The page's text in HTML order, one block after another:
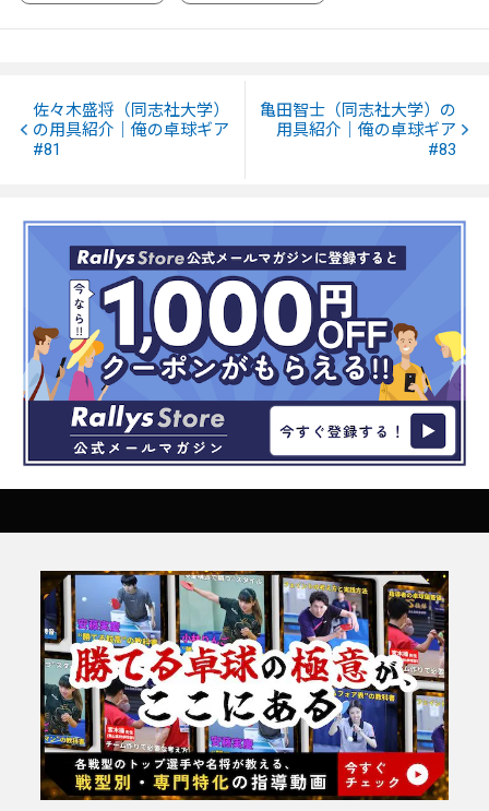
佐々木盛将（同志社大学）
の用具紹介｜俺の卓球ギア
#81
亀田智士（同志社大学）の
用具紹介｜俺の卓球ギア
#83